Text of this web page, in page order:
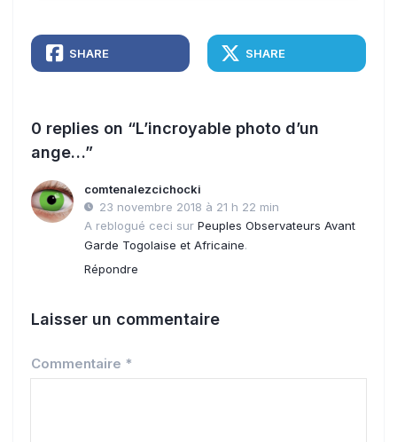
SHARE SHARE
0 replies on “L’incroyable photo d’un
ange…”
comtenalezcichocki
23 novembre 2018 à 21 h 22 min
A reblogué ceci sur Peuples Observateurs Avant
Garde Togolaise et Africaine.
Répondre
Laisser un commentaire
Commentaire *